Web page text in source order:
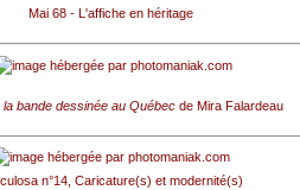
Mai 68 - L'affiche en héritage
la bande dessinée au Québecde Mira Falardeau
n°14, Caricature(s) et modernité(s)